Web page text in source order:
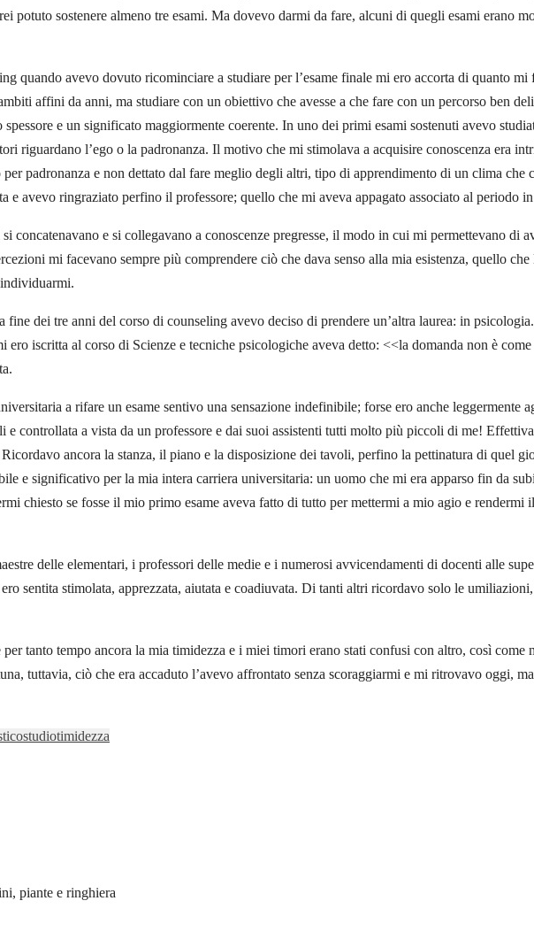
potuto sostenere almeno tre esami. Ma dovevo darmi da fare, alcuni di quegli esami erano
quando avevo dovuto ricominciare a studiare per l’esame finale mi ero accorta di quanto
affini da anni, ma studiare con un obiettivo che avesse a che fare con un percorso ben
e un significato maggiormente coerente. In uno dei primi esami sostenuti avevo
riguardano l’ego o la padronanza. Il motivo che mi stimolava a acquisire conoscenza era
per padronanza e non dettato dal fare meglio degli altri, tipo di apprendimento di un clima
e avevo ringraziato perfino il professore; quello che mi aveva appagato associato al periodo
concatenavano e si collegavano a conoscenze pregresse, il modo in cui mi permettevano
mi facevano sempre più comprendere ciò che dava senso alla mia esistenza, quello
dei tre anni del corso di counseling avevo deciso di prendere un’altra laurea: in
ero iscritta al corso di Scienze e tecniche psicologiche aveva detto: <<la domanda non è
a rifare un esame sentivo una sensazione indefinibile; forse ero anche leggermente
e controllata a vista da un professore e dai suoi assistenti tutti molto più piccoli di me!
ancora la stanza, il piano e la disposizione dei tavoli, perfino la pettinatura di quel
e significativo per la mia intera carriera universitaria: un uomo che mi era apparso fin da
chiesto se fosse il mio primo esame aveva fatto di tutto per mettermi a mio agio e
delle elementari, i professori delle medie e i numerosi avvicendamenti di docenti alle
sentita stimolata, apprezzata, aiutata e coadiuvata. Di tanti altri ricordavo solo le
tanto tempo ancora la mia timidezza e i miei timori erano stati confusi con altro, così
tuttavia, ciò che era accaduto l’avevo affrontato senza scoraggiarmi e mi ritrovavo oggi,
studiotimidezza